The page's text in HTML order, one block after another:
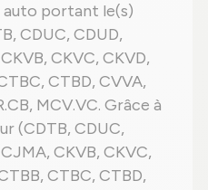
portant le(s)
CDUC, CDUD,
CKVC, CKVD,
CTBD, CVVA,
MCV.VC. Grâce à
(CDTB, CDUC,
CKVB, CKVC,
CTBC, CTBD,